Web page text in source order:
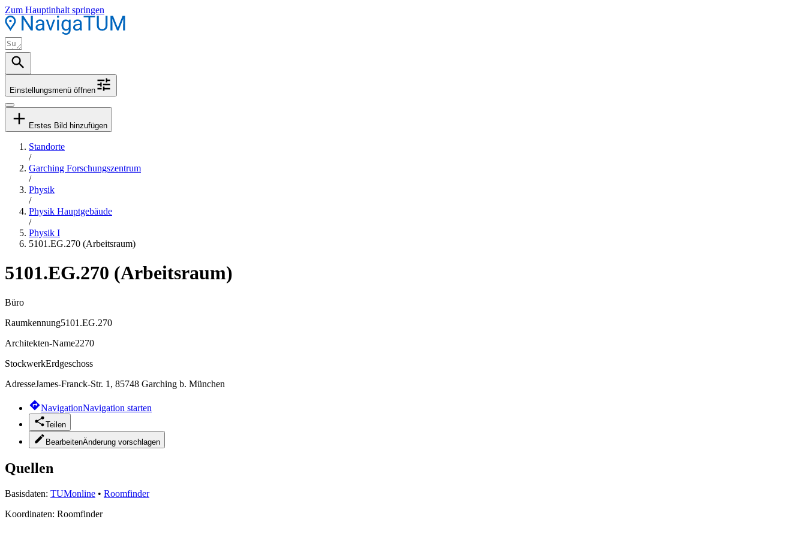
Zum Hauptinhalt springen
Einstellungsmenü öffnen
Erstes Bild hinzufügen
Standorte
/
Garching Forschungszentrum
/
Physik
/
Physik Hauptgebäude
/
Physik I
5101.EG.270 (Arbeitsraum)
5101.EG.270 (Arbeitsraum)
Büro
Raumkennung5101.EG.270
Architekten-Name2270
StockwerkErdgeschoss
AdresseJames-Franck-Str. 1, 85748 Garching b. München
NavigationNavigation starten
Teilen
BearbeitenÄnderung vorschlagen
Quellen
Basisdaten: TUMonline • Roomfinder
Koordinaten: Roomfinder